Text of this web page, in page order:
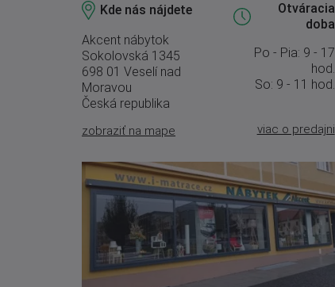
Kde nás nájdete
Akcent nábytok
Sokolovská 1345
698 01 Veselí nad
Moravou
Česká republika
zobraziť na mape
Otváracia
doba
Po - Pia: 9 - 17
hod.
So: 9 - 11 hod.
viac o predajni